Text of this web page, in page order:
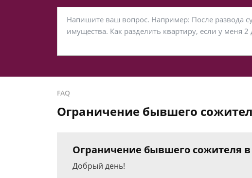
FAQ
Ограничение бывшего
Ограничение бывшего сожителя
Добрый день!